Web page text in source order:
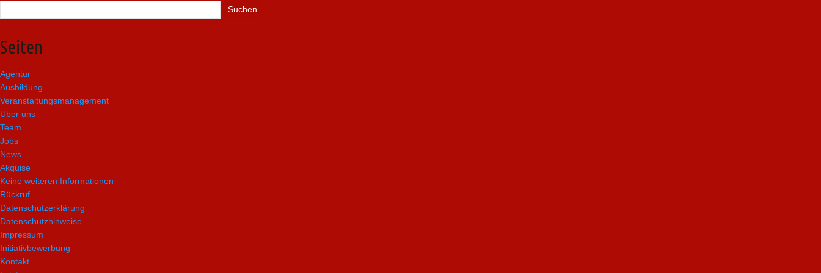
nach:
Seiten
Agentur
Ausbildung
Veranstaltungsmanagement
Über uns
Team
Jobs
News
Akquise
Keine weiteren Informationen
Rückruf
Datenschutzerklärung
Datenschutzhinweise
Impressum
Initiativbewerbung
Kontakt